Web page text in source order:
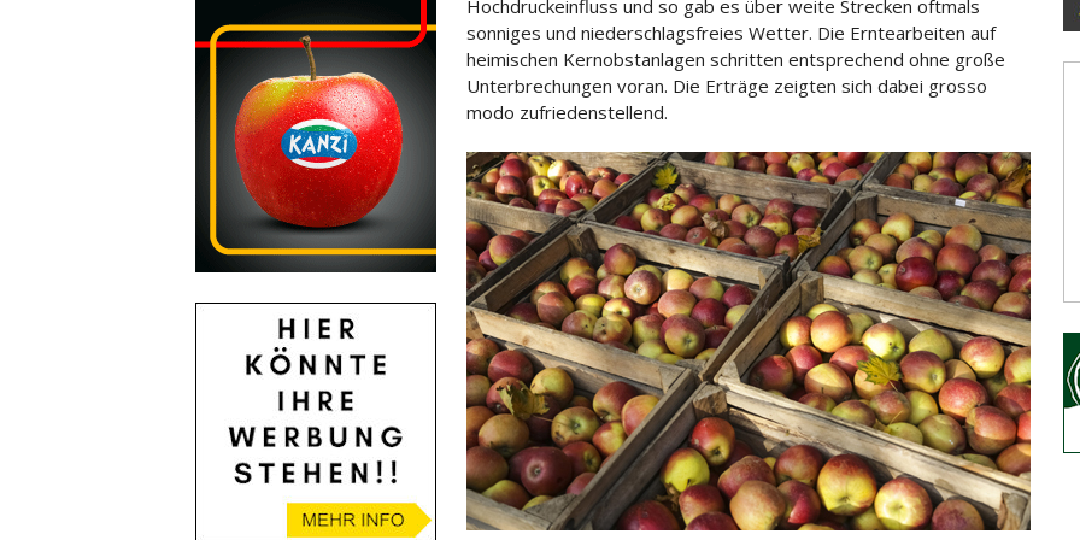
Hochdruckeinfluss und so gab es über weite Strecken oftmals
sonniges und niederschlagsfreies Wetter. Die Erntearbeiten auf
heimischen Kernobstanlagen schritten entsprechend ohne große
Unterbrechungen voran. Die Erträge zeigten sich dabei grosso
modo zufriedenstellend.